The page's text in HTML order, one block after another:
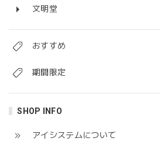
文明堂
おすすめ
期間限定
SHOP INFO
アイシステムについて